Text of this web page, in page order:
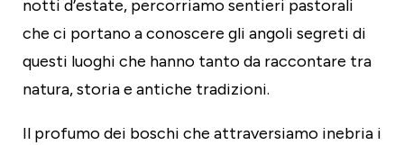
notti d’estate, percorriamo sentieri pastorali
che ci portano a conoscere gli angoli segreti di
questi luoghi che hanno tanto da raccontare tra
natura, storia e antiche tradizioni.
Il profumo dei boschi che attraversiamo inebria i